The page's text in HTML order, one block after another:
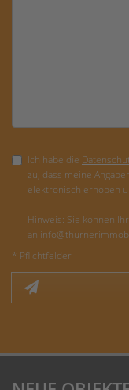
Ich habe die
zu, dass meine
elektronisch erhoben
Hinweis: Sie können
an
* Pflichtfelder